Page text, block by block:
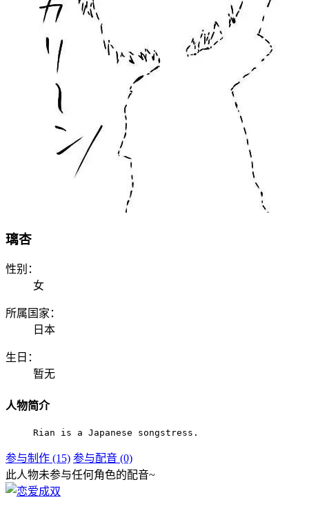
璃杏
性别：
女
所属国家：
日本
生日：
暂无
人物简介
Rian is a Japanese songstress.
参与制作 (15) 参与配音 (0)
此人物未参与任何角色的配音~